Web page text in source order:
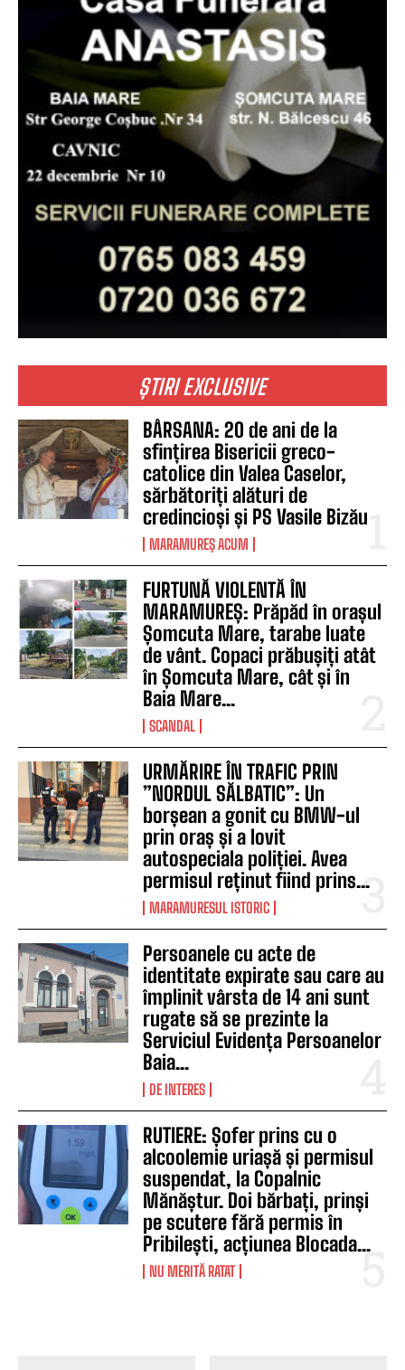
ȘTIRI EXCLUSIVE
BÂRSANA: 20 de ani de la
sfințirea Bisericii greco-
catolice din Valea Caselor,
sărbătoriți alături de
credincioși și PS Vasile Bizău
MARAMUREȘ ACUM
FURTUNĂ VIOLENTĂ ÎN
MARAMUREȘ: Prăpăd în orașul
Șomcuta Mare, tarabe luate
de vânt. Copaci prăbușiți atât
în Șomcuta Mare, cât și în
Baia Mare...
SCANDAL
URMĂRIRE ÎN TRAFIC PRIN
”NORDUL SĂLBATIC”: Un
borșean a gonit cu BMW-ul
prin oraș și a lovit
autospeciala poliției. Avea
permisul reținut fiind prins...
MARAMURESUL ISTORIC
Persoanele cu acte de
identitate expirate sau care au
împlinit vârsta de 14 ani sunt
rugate să se prezinte la
Serviciul Evidența Persoanelor
Baia...
DE INTERES
RUTIERE: Șofer prins cu o
alcoolemie uriașă și permisul
suspendat, la Copalnic
Mănăștur. Doi bărbați, prinși
pe scutere fără permis în
Pribilești, acțiunea Blocada...
NU MERITĂ RATAT